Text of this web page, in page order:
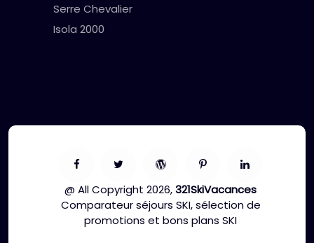
Serre Chevalier
Isola 2000
@ All Copyright 2026,321SkiVacances
Comparateur séjours SKI, sélection de
promotions et bons plans SKI